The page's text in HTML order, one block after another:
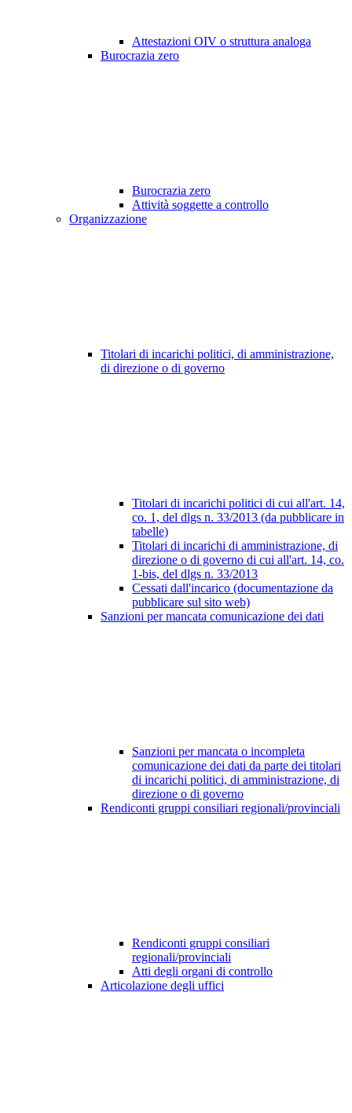
Attestazioni OIV o struttura analoga
Burocrazia zero
Burocrazia zero
Attività soggette a controllo
Organizzazione
Titolari di incarichi politici, di amministrazione,
di direzione o di governo
Titolari di incarichi politici di cui all'art. 14,
co. 1, del dlgs n. 33/2013 (da pubblicare in
tabelle)
Titolari di incarichi di amministrazione, di
direzione o di governo di cui all'art. 14, co.
1-bis, del dlgs n. 33/2013
Cessati dall'incarico (documentazione da
pubblicare sul sito web)
Sanzioni per mancata comunicazione dei dati
Sanzioni per mancata o incompleta
comunicazione dei dati da parte dei titolari
di incarichi politici, di amministrazione, di
direzione o di governo
Rendiconti gruppi consiliari regionali/provinciali
Rendiconti gruppi consiliari
regionali/provinciali
Atti degli organi di controllo
Articolazione degli uffici